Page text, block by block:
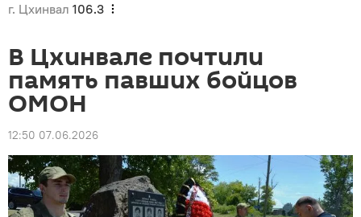
г. Цхинвал 106.3
В Цхинвале почтили
память павших бойцов
ОМОН
12:50 07.06.2026